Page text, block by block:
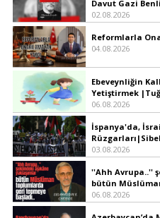
Davut Gazi
02.08.2026
Reformlarla
04.08.2026
Ebeveynliğin
Yetiştirmek
06.08.2026
İspanya'da,
03.08.2026
''Ahh Avrupa..''
bütün
06.08.2026